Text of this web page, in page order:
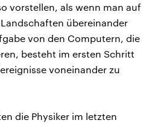
vorstellen, als wenn man auf
übereinander
von den Computern, die
besteht im ersten Schritt
voneinander zu
die Physiker im letzten